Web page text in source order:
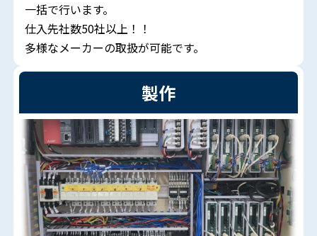
一括で行います。
仕入先社数50社以上！！
多様なメーカーの取扱が可能です。
製作